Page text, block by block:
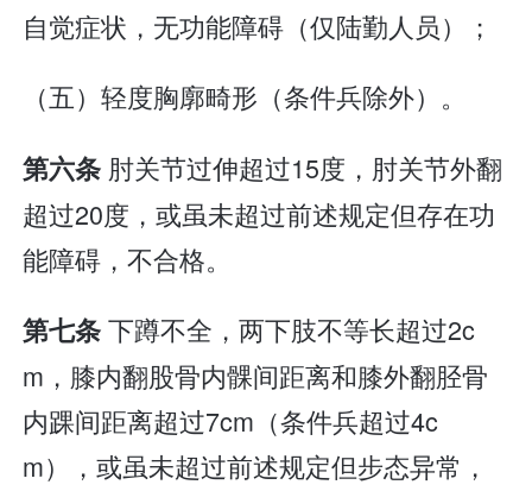
自觉症状，无功能障碍（仅陆勤人员）；
（五）轻度胸廓畸形（条件兵除外）。
第六条 肘关节过伸超过15度，肘关节外翻
超过20度，或虽未超过前述规定但存在功
能障碍，不合格。
第七条下蹲不全，两下肢不等长超过2c
m，膝内翻股骨内髁间距离和膝外翻胫骨
内踝间距离超过7cm（条件兵超过4c
m），或虽未超过前述规定但步态异常，